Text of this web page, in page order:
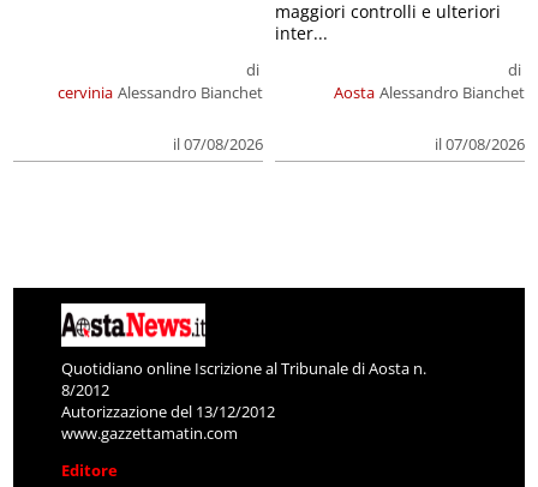
cervinia
di
Alessandro Bianchet
il 07/08/2026
Aosta
di
Alessandro Bianchet
il 07/08/2026
maggiori controlli e ulteriori
inter...
Quotidiano online Iscrizione al Tribunale di Aosta n.
8/2012
Autorizzazione del 13/12/2012
www.gazzettamatin.com
Editore